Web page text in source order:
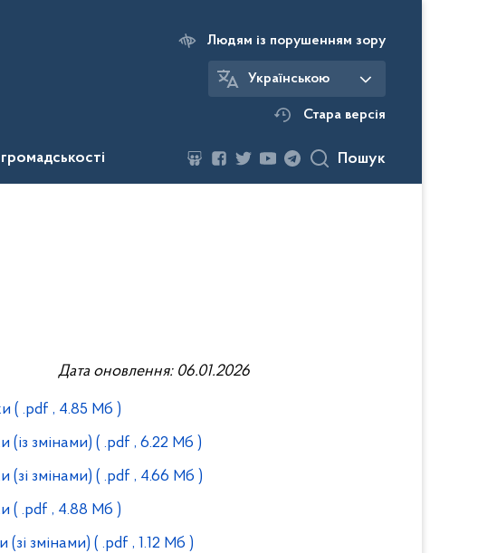
Людям із порушенням зору
Українською
Стара версія
Пошук
Дата оновлення: 06.01.2026
( .pdf , 4.85 Мб )
(із змінами) ( .pdf , 6.22 Мб )
(зі змінами) ( .pdf , 4.66 Мб )
( .pdf , 4.88 Мб )
змінами) ( .pdf , 1.12 Мб )